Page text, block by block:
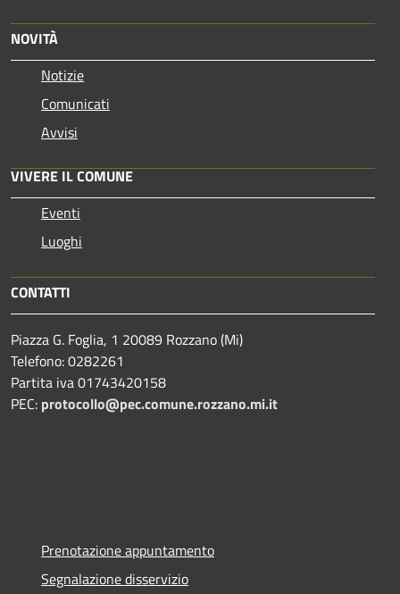
NOVITÀ
Notizie
Comunicati
Avvisi
VIVERE IL COMUNE
Eventi
Luoghi
CONTATTI
Piazza G. Foglia, 1 20089 Rozzano (Mi)
Telefono: 0282261
Partita iva 01743420158
PEC: protocollo@pec.comune.rozzano.mi.it
Prenotazione appuntamento
Segnalazione disservizio